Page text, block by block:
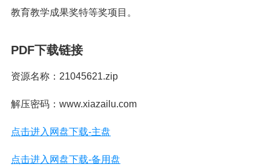
教育教学成果奖特等奖项目。
PDF下载链接
资源名称：21045621.zip
解压密码：www.xiazailu.com
点击进入网盘下载-主盘
点击进入网盘下载-备用盘